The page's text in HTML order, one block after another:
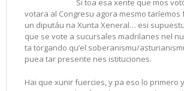
Si toa esa xente que mos
votara al Congresu agora mesmo
un diputáu na Xunta Xeneral… esi
que se vote a sucursales madrilanes nel
ta torgando qu’el soberanismu/
puea tar presente nes istituciones.
Hai que xunir fuercies, y pa eso lo primero